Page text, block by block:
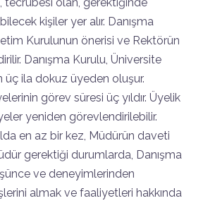
tecrübesi olan, gerektiğinde
kişiler yer alır. Danışma
Kurulunun önerisi ve Rektörün
Danışma Kurulu, Üniversite
üç ila dokuz üyeden oluşur.
görev süresi üç yıldır. Üyelik
yeniden görevlendirilebilir.
en az bir kez, Müdürün daveti
gerektiği durumlarda, Danışma
ve deneyimlerinden
almak ve faaliyetleri hakkında